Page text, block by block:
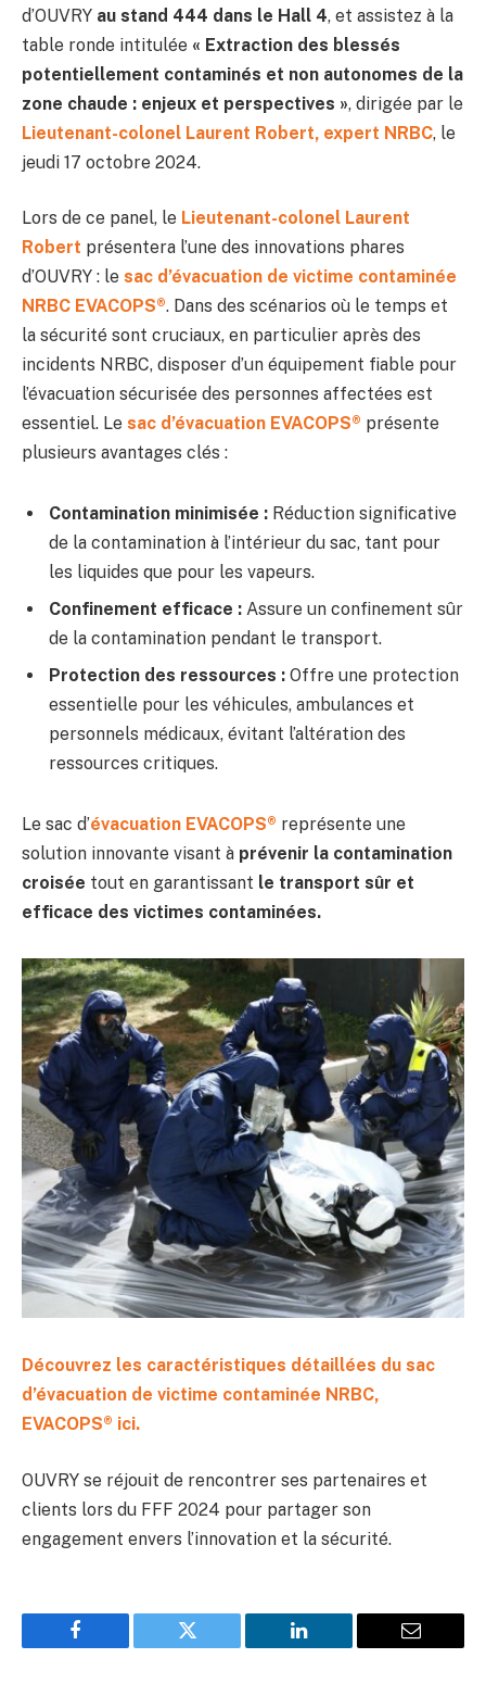
d’OUVRY au stand 444 dans le Hall 4, et assistez à la
table ronde intitulée « Extraction des blessés
potentiellement contaminés et non autonomes de la
zone chaude : enjeux et perspectives », dirigée par le
Lieutenant-colonel Laurent Robert, expert NRBC, le
jeudi 17 octobre 2024.
Lors de ce panel, le Lieutenant-colonel Laurent
Robert présentera l’une des innovations phares
d’OUVRY : le sac d’évacuation de victime contaminée
NRBC EVACOPS®. Dans des scénarios où le temps et
la sécurité sont cruciaux, en particulier après des
incidents NRBC, disposer d’un équipement fiable pour
l’évacuation sécurisée des personnes affectées est
essentiel. Le sac d’évacuation EVACOPS® présente
plusieurs avantages clés :
Contamination minimisée : Réduction significative
de la contamination à l’intérieur du sac, tant pour
les liquides que pour les vapeurs.
Confinement efficace : Assure un confinement sûr
de la contamination pendant le transport.
Protection des ressources : Offre une protection
essentielle pour les véhicules, ambulances et
personnels médicaux, évitant l’altération des
ressources critiques.
Le sac d’évacuation EVACOPS® représente une
solution innovante visant à prévenir la contamination
croisée tout en garantissant le transport sûr et
efficace des victimes contaminées.
Découvrez les caractéristiques détaillées du sac
d’évacuation de victime contaminée NRBC,
EVACOPS® ici.
OUVRY se réjouit de rencontrer ses partenaires et
clients lors du FFF 2024 pour partager son
engagement envers l’innovation et la sécurité.
Facebook Twitter LinkedIn Email